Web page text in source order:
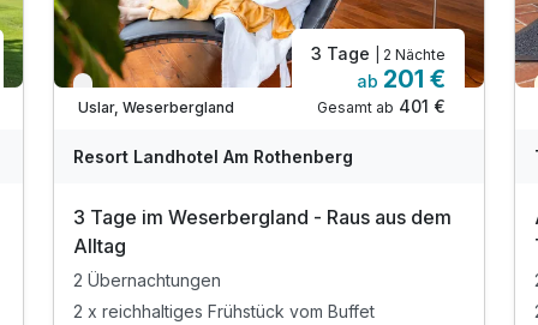
Verfügbar bis Dezember
Uslar, Weserbergland
3 Tage | 2 Nächte
ab 201 €
Gesamt ab 401 €
Resort Landhotel Am Rothenberg
3 Tage im Weserbergland - Raus aus dem
Alltag
2 Übernachtungen
2 x reichhaltiges Frühstück vom Buffet